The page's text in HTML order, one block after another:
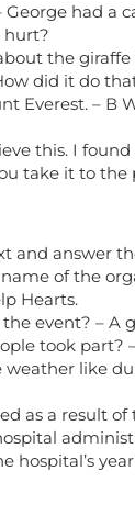
George had a
hurt?
the
did it do
Everest. – В
this. I
take it to the
and answer
of the
Hearts.
event? – A
took part?
like
as a result of
hospital’s